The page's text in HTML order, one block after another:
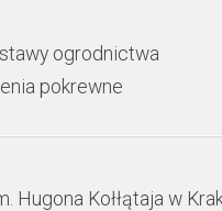
ogrodnictwa
pokrewne
Hugona Kołłątaja w